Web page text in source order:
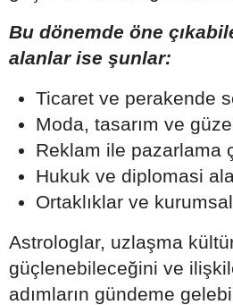
Bu dönemde öne
alanlar ise şunlar:
Ticaret ve perakende
Moda, tasarım ve
Reklam ile pazarlama
Hukuk ve diplomasi
Ortaklıklar ve
Astrologlar, uzlaşma
güçlenebileceğini ve
adımların gündeme